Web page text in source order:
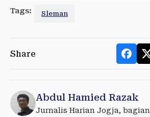
Tags: Sleman
Share
Abdul Hamied Razak
Jurnalis Harian Jogja,